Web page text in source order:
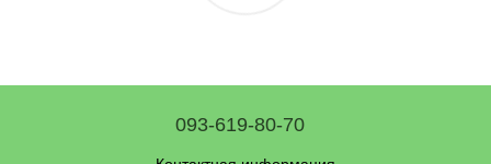
093-619-80-70